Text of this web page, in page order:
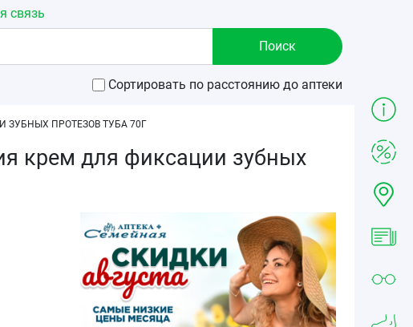
связь
Сортировать по расстоянию до аптеки
ПРОТЕЗОВ ТУБА 70Г
крем для фиксации зубных